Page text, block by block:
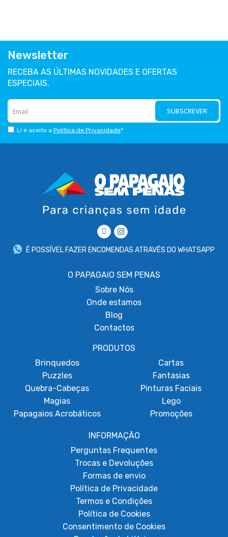
Newsletter
RECEBA AS ÚLTIMAS NOVIDADES E OFERTAS
ESPECIAIS.
SUBSCREVER
Li e aceito a Política de Privacidade*
É POSSÍVEL FAZER ENCOMENDAS ATRAVÉS DO WHATSAPP
O PAPAGAIO SEM PENAS
Sobre Nós
Onde estamos
Blog
Contactos
PRODUTOS
Brinquedos
Puzzles
Quebra-Cabeças
Magias
Papagaios Acrobáticos
Cartas
Fantasias
Pinturas Faciais
Lego
Promoções
INFORMAÇÃO
Perguntas Frequentes
Trocas e Devoluções
Formas de envio
Política de Privacidade
Termos e Condições
Política de Cookies
Consentimento de Cookies